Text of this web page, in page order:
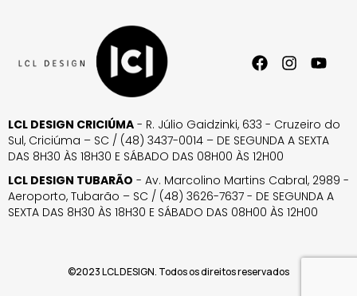
LCL DESIGN CRICIÚMA - R. Júlio Gaidzinki, 633 - Cruzeiro do
Sul, Criciúma – SC / (48) 3437-0014 – DE SEGUNDA A SEXTA
DAS 8H30 ÀS 18H30 E SÁBADO DAS 08H00 ÀS 12H00
LCL DESIGN TUBARÃO - Av. Marcolino Martins Cabral, 2989 -
Aeroporto, Tubarão – SC / (48) 3626-7637 - DE SEGUNDA A
SEXTA DAS 8H30 ÀS 18H30 E SÁBADO DAS 08H00 ÀS 12H00
©2023 LCL DESIGN. Todos os direitos reservados